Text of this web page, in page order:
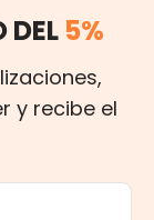
DEL 5%
y recibe el